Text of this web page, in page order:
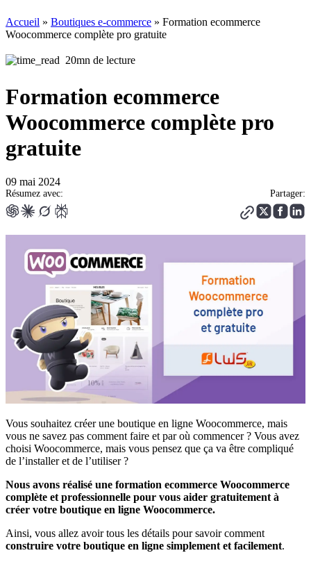
Accueil » Boutiques e-commerce » Formation ecommerce
Woocommerce complète pro gratuite
20mn de lecture
Formation ecommerce
Woocommerce complète pro
gratuite
09 mai 2024
Résumez avec: Partager:
Vous souhaitez créer une boutique en ligne Woocommerce, mais
vous ne savez pas comment faire et par où commencer ? Vous avez
choisi Woocommerce, mais vous pensez que ça va être compliqué
de l’installer et de l’utiliser ?
Nous avons réalisé une formation ecommerce Woocommerce
complète et professionnelle pour vous aider gratuitement à
créer votre boutique en ligne Woocommerce.
Ainsi, vous allez avoir tous les détails pour savoir comment
construire votre boutique en ligne simplement et facilement.